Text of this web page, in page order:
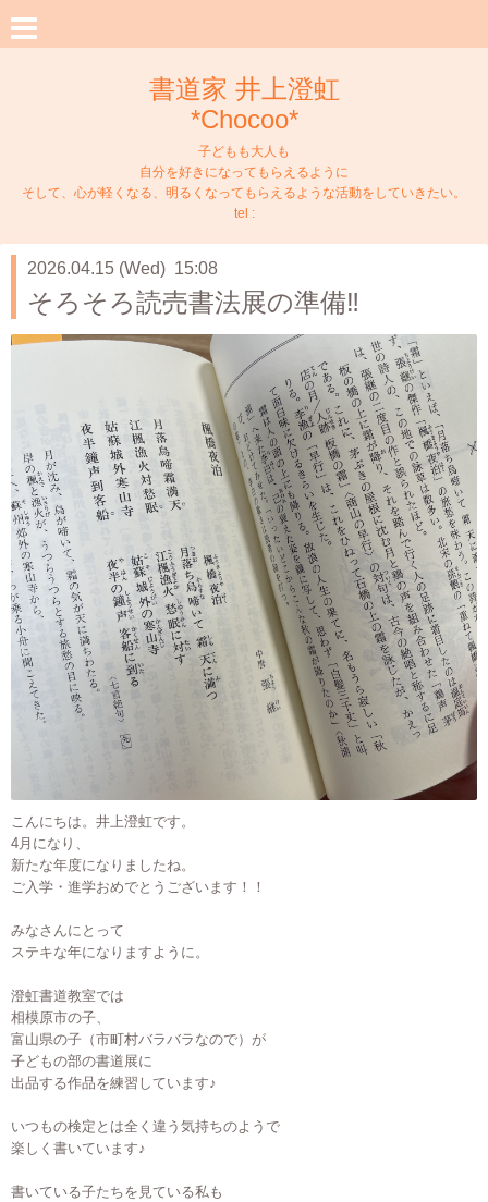
書道家 井上澄虹
*Chocoo*
子どもも大人も
自分を好きになってもらえるように
そして、心が軽くなる、明るくなってもらえるような活動をしていきたい。
tel :
2026.04.15 (Wed) 15:08
そろそろ読売書法展の準備‼️
こんにちは。井上澄虹です。
4月になり、
新たな年度になりましたね。
ご入学・進学おめでとうございます！！
みなさんにとって
ステキな年になりますように。
澄虹書道教室では
相模原市の子、
富山県の子（市町村バラバラなので）が
子どもの部の書道展に
出品する作品を練習しています♪
いつもの検定とは全く違う気持ちのようで
楽しく書いています♪
書いている子たちを見ている私も